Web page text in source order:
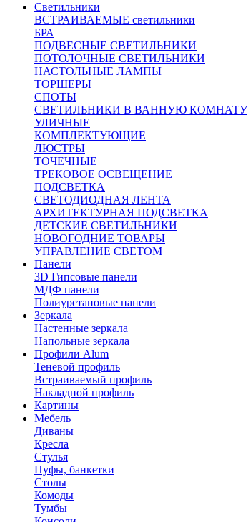
Светильники
ВСТРАИВАЕМЫЕ светильники
БРА
ПОДВЕСНЫЕ СВЕТИЛЬНИКИ
ПОТОЛОЧНЫЕ СВЕТИЛЬНИКИ
НАСТОЛЬНЫЕ ЛАМПЫ
ТОРШЕРЫ
СПОТЫ
СВЕТИЛЬНИКИ В ВАННУЮ КОМНАТУ
УЛИЧНЫЕ
КОМПЛЕКТУЮЩИЕ
ЛЮСТРЫ
ТОЧЕЧНЫЕ
ТРЕКОВОЕ ОСВЕЩЕНИЕ
ПОДСВЕТКА
СВЕТОДИОДНАЯ ЛЕНТА
АРХИТЕКТУРНАЯ ПОДСВЕТКА
ДЕТСКИЕ СВЕТИЛЬНИКИ
НОВОГОДНИЕ ТОВАРЫ
УПРАВЛЕНИЕ СВЕТОМ
Панели
3D Гипсовые панели
МДФ панели
Полиуретановые панели
Зеркала
Настенные зеркала
Напольные зеркала
Профили Alum
Теневой профиль
Встраиваемый профиль
Накладной профиль
Картины
Мебель
Диваны
Кресла
Стулья
Пуфы, банкетки
Столы
Комоды
Тумбы